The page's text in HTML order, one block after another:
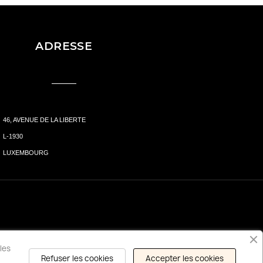
ADRESSE
46, AVENUE DE LA LIBERTE
L-1930
LUXEMBOURG
Accepter les cookies
Refuser les cookies